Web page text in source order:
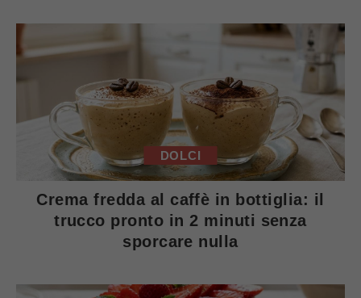
DOLCI
Crema fredda al caffè in bottiglia: il
trucco pronto in 2 minuti senza
sporcare nulla